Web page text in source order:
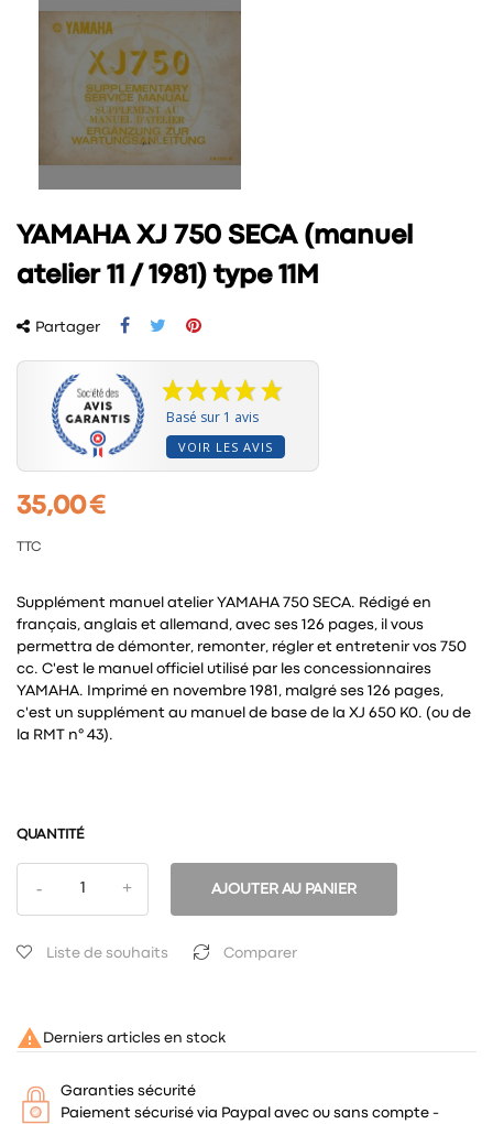
YAMAHA XJ 750 SECA (manuel
atelier 11 / 1981) type 11M
Partager
Basé sur 1 avis
VOIR LES AVIS
35,00 €
TTC
Supplément manuel atelier YAMAHA 750 SECA. Rédigé en
français, anglais et allemand, avec ses 126 pages, il vous
permettra de démonter, remonter, régler et entretenir vos 750
cc. C'est le manuel officiel utilisé par les concessionnaires
YAMAHA. Imprimé en novembre 1981, malgré ses 126 pages,
c'est un supplément au manuel de base de la XJ 650 K0. (ou de
la RMT n° 43).
QUANTITÉ
AJOUTER AU PANIER
Liste de souhaits Comparer
 Derniers articles en stock
Garanties sécurité
Paiement sécurisé via Paypal avec ou sans compte -